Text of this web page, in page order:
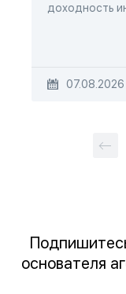
доходность
07.08.2026
основателя